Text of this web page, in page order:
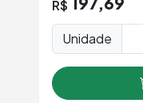
R$
Unidade